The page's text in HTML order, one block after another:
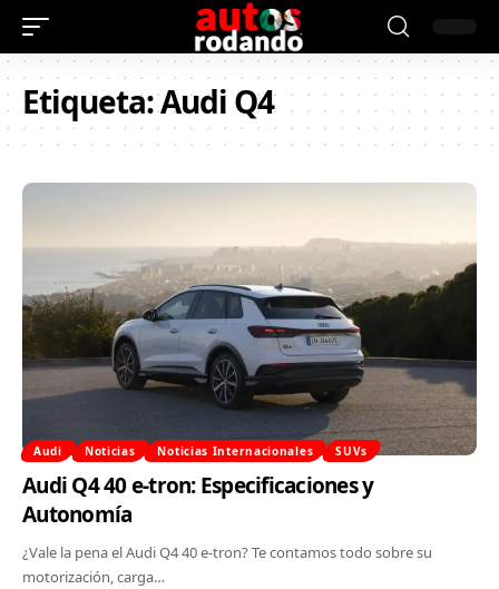
Etiqueta:Audi Q4
Audi Noticias Noticias Internacionales SUVs
Audi Q4 40 e-tron: Especificaciones y
Autonomía
¿Vale la pena el Audi Q4 40 e-tron? Te contamos todo sobre su
motorización, carga…